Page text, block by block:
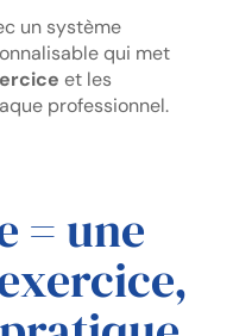
un système
qui met
et les
professionnel.
= une